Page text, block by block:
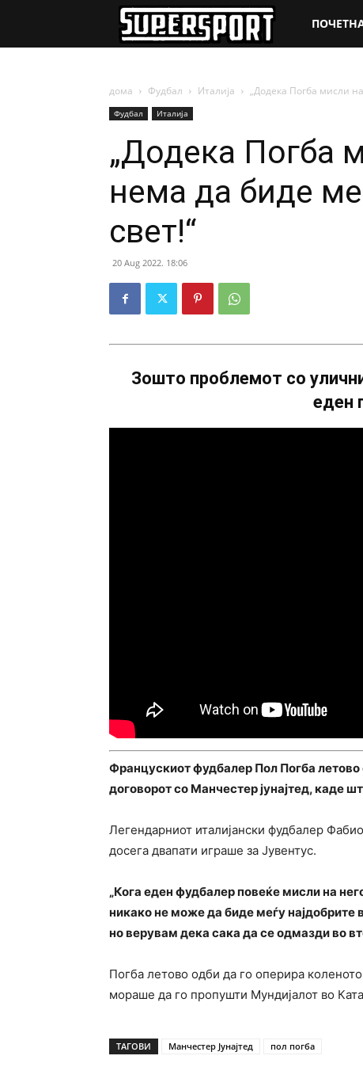
дома Фудбал Италија „Додека Погба мисли
Фудбал Италија
„Додека Погба
нема да биде
свет!“
20 Aug 2022. 18:06
Зошто проблемот со
еден
Францускиот фудбалер Пол Погба
договорот со Манчестер јунајтед, каде
Легендарниот италијански фудбалер
досега двапати играше за Јувентус.
„Кога еден фудбалер повеќе мисли на
никако не може да биде меѓу најдобрите
но верувам дека сака да се одмазди во
Погба летово одби да го оперира
мораше да го пропушти Мундијалот во
ТАГОВИ Манчестер Јунајтед пол погба